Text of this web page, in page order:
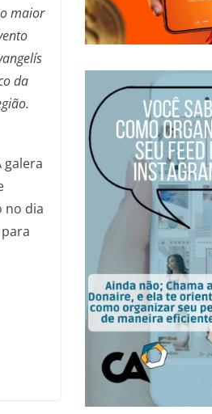
maior
da
galera
no dia